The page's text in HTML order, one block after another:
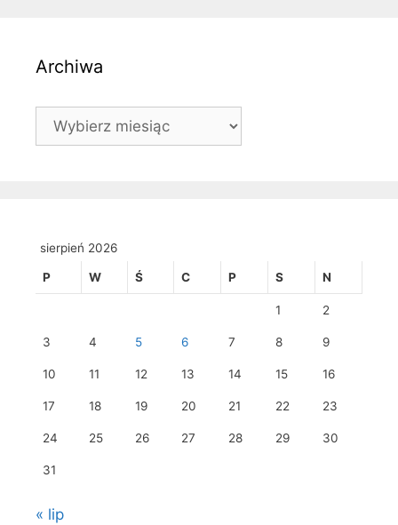
Archiwa
Archiwa
sierpień 2026
P W Ś C P S N
1 2
3 4 5 6 7 8 9
10 11 12 13 14 15 16
17 18 19 20 21 22 23
24 25 26 27 28 29 30
31
« lip